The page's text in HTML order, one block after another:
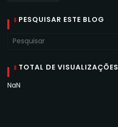
PESQUISAR ESTE BLOG
TOTAL DE VISUALIZAÇÕES
NaN